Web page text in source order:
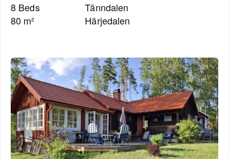
8 Beds
80 m²
Tänndalen
Härjedalen